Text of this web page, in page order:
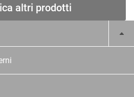
altri prodotti